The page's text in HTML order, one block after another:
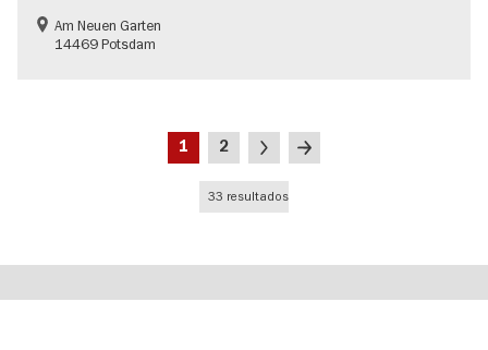
Am Neuen Garten
14469 Potsdam
Página
1 Página
2
SiguienteÚltima
33 resultados